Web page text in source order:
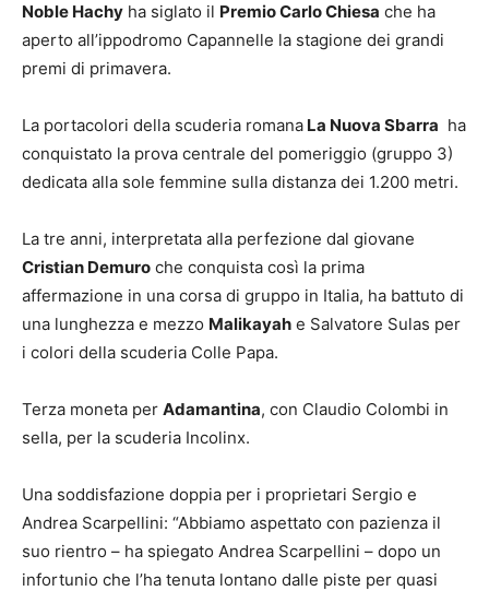
Noble Hachy ha siglato il Premio Carlo Chiesa che ha
aperto all’ippodromo Capannelle la stagione dei grandi
premi di primavera.
La portacolori della scuderia romana La Nuova Sbarra ha
conquistato la prova centrale del pomeriggio (gruppo 3)
dedicata alla sole femmine sulla distanza dei 1.200 metri.
La tre anni, interpretata alla perfezione dal giovane
Cristian Demuro che conquista così la prima
affermazione in una corsa di gruppo in Italia, ha battuto di
una lunghezza e mezzo Malikayah e Salvatore Sulas per
i colori della scuderia Colle Papa.
Terza moneta per Adamantina, con Claudio Colombi in
sella, per la scuderia Incolinx.
Una soddisfazione doppia per i proprietari Sergio e
Andrea Scarpellini: “Abbiamo aspettato con pazienza il
suo rientro – ha spiegato Andrea Scarpellini – dopo un
infortunio che l’ha tenuta lontano dalle piste per quasi